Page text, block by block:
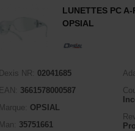
LUNETTES PC
OPSIAL
Dexis NR:
02041685
EAN:
3661578000587
Marque:
OPSIAL
Man:
35751661